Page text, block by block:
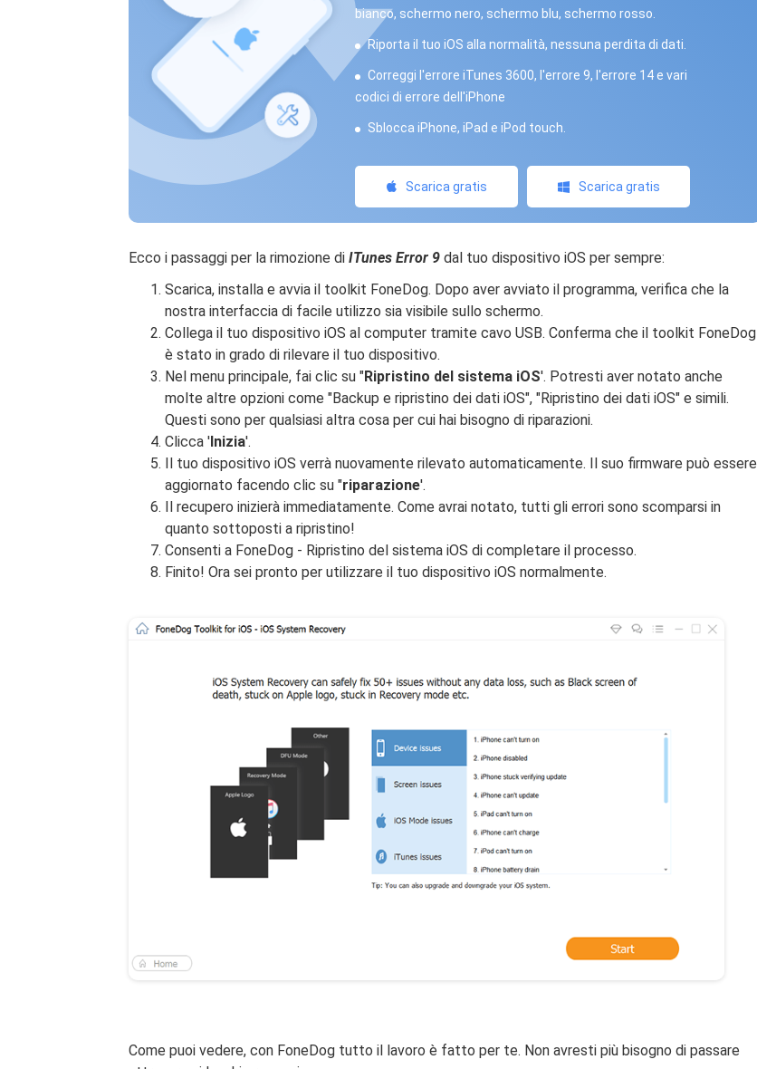
bianco, schermo nero, schermo blu, schermo rosso.
Riporta il tuo iOS alla normalità, nessuna perdita di dati.
Correggi l'errore iTunes 3600, l'errore 9, l'errore 14 e vari
codici di errore dell'iPhone
Sblocca iPhone, iPad e iPod touch.
Scarica gratis Scarica gratis
Ecco i passaggi per la rimozione di ITunes Error 9 dal tuo dispositivo iOS per sempre:
Scarica, installa e avvia il toolkit FoneDog. Dopo aver avviato il programma, verifica che la
nostra interfaccia di facile utilizzo sia visibile sullo schermo.
Collega il tuo dispositivo iOS al computer tramite cavo USB. Conferma che il toolkit FoneDog
è stato in grado di rilevare il tuo dispositivo.
Nel menu principale, fai clic su "Ripristino del sistema iOS'. Potresti aver notato anche
molte altre opzioni come "Backup e ripristino dei dati iOS", "Ripristino dei dati iOS" e simili.
Questi sono per qualsiasi altra cosa per cui hai bisogno di riparazioni.
Clicca 'Inizia'.
Il tuo dispositivo iOS verrà nuovamente rilevato automaticamente. Il suo firmware può essere
aggiornato facendo clic su "riparazione'.
Il recupero inizierà immediatamente. Come avrai notato, tutti gli errori sono scomparsi in
quanto sottoposti a ripristino!
Consenti a FoneDog - Ripristino del sistema iOS di completare il processo.
Finito! Ora sei pronto per utilizzare il tuo dispositivo iOS normalmente.
Come puoi vedere, con FoneDog tutto il lavoro è fatto per te. Non avresti più bisogno di passare